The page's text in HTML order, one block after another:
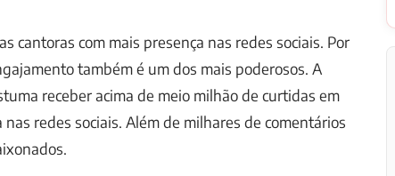
cantoras com mais presença nas redes sociais. Por
também é um dos mais poderosos. A
receber acima de meio milhão de curtidas em
redes sociais. Além de milhares de comentários